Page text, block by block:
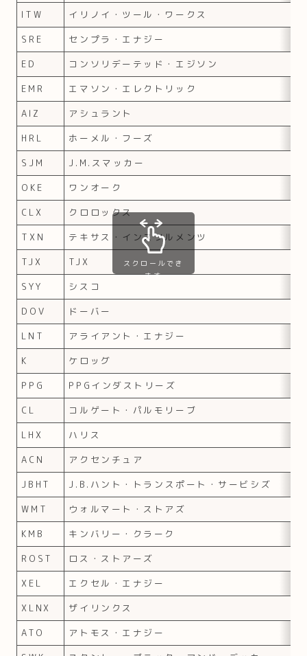
ITW
イリノイ・ツール・ワークス
SRE
センプラ・エナジー
ED
コンソリデーテッド・エジソン
EMR
エマソン・エレクトリック
AIZ
アシュラント
HRL
ホーメル・フーズ
SJM
J.M.スマッカー
OKE
ワンオーク
CLX
クロロックス
TXN
テキサス・インスツルメンツ
TJX
TJX
SYY
シスコ
DOV
ドーバー
LNT
アライアント・エナジー
K
ケロッグ
PPG
PPGインダストリーズ
CL
コルゲート・パルモリーブ
LHX
ハリス
ACN
アクセンチュア
JBHT
J.B.ハント・トランスポート・サービシズ
WMT
ウォルマート・ストアズ
KMB
キンバリー・クラーク
ROST
ロス・ストアーズ
XEL
エクセル・エナジー
XLNX
ザイリンクス
ATO
アトモス・エナジー
スクロールでき
ます